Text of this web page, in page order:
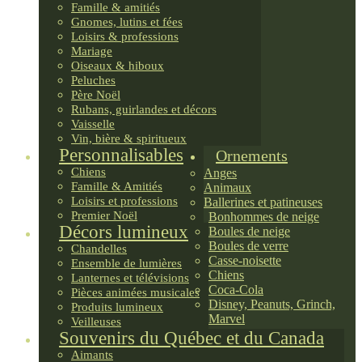
Famille & amitiés
Gnomes, lutins et fées
Loisirs & professions
Mariage
Oiseaux & hiboux
Peluches
Père Noël
Rubans, guirlandes et décors
Vaisselle
Vin, bière & spiritueux
Personnalisables
Chiens
Famille & Amitiés
Loisirs et professions
Premier Noël
Décors lumineux
Chandelles
Ensemble de lumières
Lanternes et télévisions
Pièces animées musicales
Produits lumineux
Veilleuses
Souvenirs du Québec et du Canada
Aimants
Ornements
Anges
Animaux
Ballerines et patineuses
Bonhommes de neige
Boules de neige
Boules de verre
Casse-noisette
Chiens
Coca-Cola
Disney, Peanuts, Grinch,
Marvel